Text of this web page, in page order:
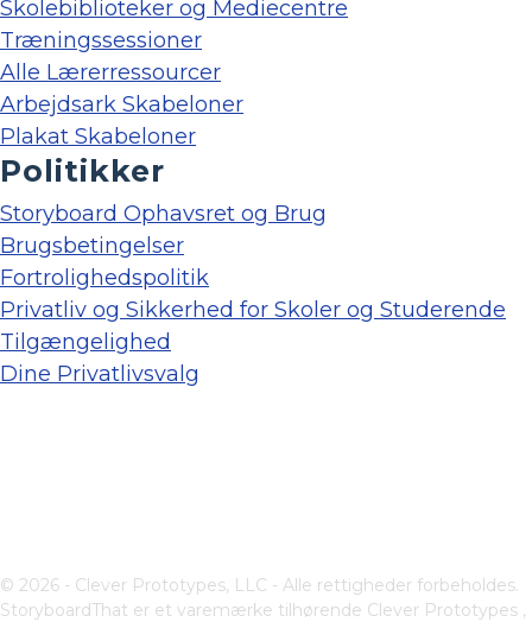
Skolebiblioteker og Mediecentre
Træningssessioner
Alle Lærerressourcer
Arbejdsark Skabeloner
Plakat Skabeloner
Politikker
Storyboard Ophavsret og Brug
Brugsbetingelser
Fortrolighedspolitik
Privatliv og Sikkerhed for Skoler og Studerende
Tilgængelighed
Dine Privatlivsvalg
© 2026 - Clever Prototypes, LLC - Alle rettigheder forbeholdes.
StoryboardThat er et varemærke tilhørende Clever Prototypes ,